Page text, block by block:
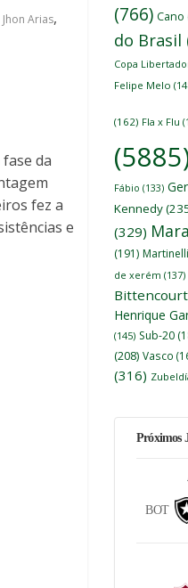
Jhon Arias,
da
fez a
e
(766) Cano
do Brasil
Copa
Felipe Melo
(162) Fla x Flu
Fábio (133)
Kennedy
(329)
(191) Martinelli
de xerém (137)
Bittencourt
Henrique
(145) Sub-20
(208) Vasco
(316)
Próximos
BOT